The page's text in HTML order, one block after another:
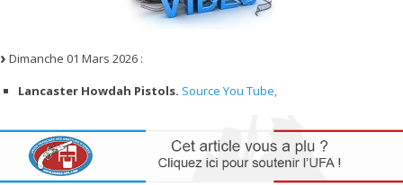
Dimanche 01 Mars 2026 :
Lancaster Howdah Pistols. Source You Tube,